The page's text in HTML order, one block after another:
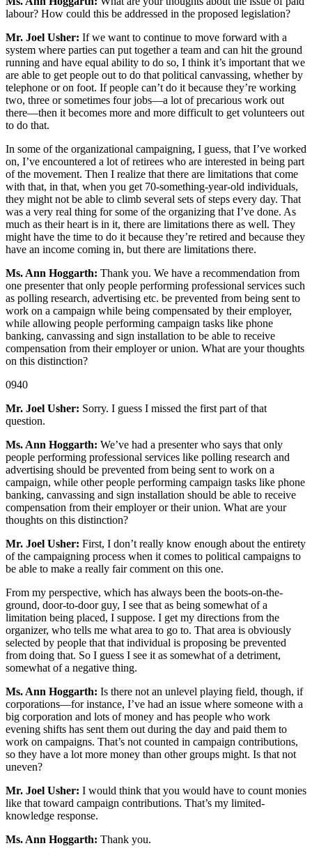
labour? How could this be addressed in the proposed legislation?
Mr. Joel Usher: If we want to continue to move forward with a
system where parties can put together a team and can hit the ground
running and have equal ability to do so, I think it’s important that we
are able to get people out to do that political canvassing, whether by
telephone or on foot. If people can’t do it because they’re working
two, three or sometimes four jobs—a lot of precarious work out
there—then it becomes more and more difficult to get volunteers out
to do that.
In some of the organizational campaigning, I guess, that I’ve worked
on, I’ve encountered a lot of retirees who are interested in being part
of the movement. Then I realize that there are limitations that come
with that, in that, when you get 70-something-year-old individuals,
they might not be able to climb several sets of steps every day. That
was a very real thing for some of the organizing that I’ve done. As
much as their heart is in it, there are limitations there as well. They
might have the time to do it because they’re retired and because they
have an income coming in, but there are limitations there.
Ms. Ann Hoggarth: Thank you. We have a recommendation from
one presenter that only people performing professional services such
as polling research, advertising etc. be prevented from being sent to
work on a campaign while being compensated by their employer,
while allowing people performing campaign tasks like phone
banking, canvassing and sign installation to be able to receive
compensation from their employer or union. What are your thoughts
on this distinction?
0940
Mr. Joel Usher: Sorry. I guess I missed the first part of that
question.
Ms. Ann Hoggarth: We’ve had a presenter who says that only
people performing professional services like polling research and
advertising should be prevented from being sent to work on a
campaign, while other people performing campaign tasks like phone
banking, canvassing and sign installation should be able to receive
compensation from their employer or their union. What are your
thoughts on this distinction?
Mr. Joel Usher: First, I don’t really know enough about the entirety
of the campaigning process when it comes to political campaigns to
be able to make a really fair comment on this one.
From my perspective, which has always been the boots-on-the-
ground, door-to-door guy, I see that as being somewhat of a
limitation being placed, I suppose. I get my directions from the
organizer, who tells me what area to go to. That area is obviously
selected by people that that individual is proposing be prevented
from doing that. So I guess I see it as somewhat of a detriment,
somewhat of a negative thing.
Ms. Ann Hoggarth: Is there not an unlevel playing field, though, if
corporations—for instance, I’ve had an issue where someone with a
big corporation and lots of money and has people who work
evening shifts has sent them out during the day and paid them to
work on campaigns. That’s not counted in campaign contributions,
so they have a lot more money than other groups might. Is that not
uneven?
Mr. Joel Usher: I would think that you would have to count monies
like that toward campaign contributions. That’s my limited-
knowledge response.
Ms. Ann Hoggarth: Thank you.